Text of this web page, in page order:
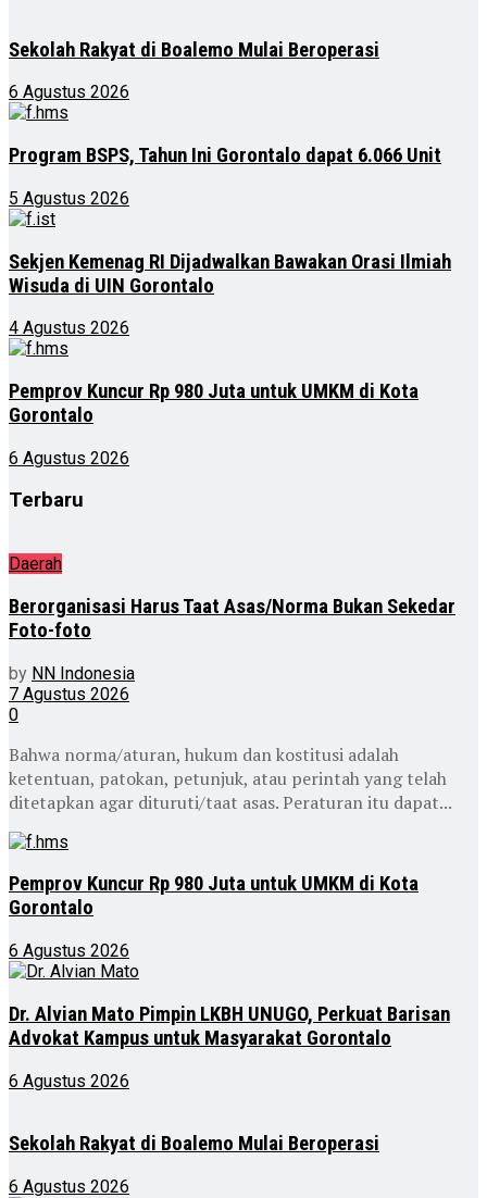
Sekolah Rakyat di Boalemo Mulai Beroperasi
6 Agustus 2026
Program BSPS, Tahun Ini Gorontalo dapat 6.066 Unit
5 Agustus 2026
Sekjen Kemenag RI Dijadwalkan Bawakan Orasi Ilmiah
Wisuda di UIN Gorontalo
4 Agustus 2026
Pemprov Kuncur Rp 980 Juta untuk UMKM di Kota
Gorontalo
6 Agustus 2026
Terbaru
Daerah
Berorganisasi Harus Taat Asas/Norma Bukan Sekedar
Foto-foto
by NN Indonesia
7 Agustus 2026
0
Bahwa norma/aturan, hukum dan kostitusi adalah
ketentuan, patokan, petunjuk, atau perintah yang telah
ditetapkan agar dituruti/taat asas. Peraturan itu dapat...
Pemprov Kuncur Rp 980 Juta untuk UMKM di Kota
Gorontalo
6 Agustus 2026
Dr. Alvian Mato Pimpin LKBH UNUGO, Perkuat Barisan
Advokat Kampus untuk Masyarakat Gorontalo
6 Agustus 2026
Sekolah Rakyat di Boalemo Mulai Beroperasi
6 Agustus 2026